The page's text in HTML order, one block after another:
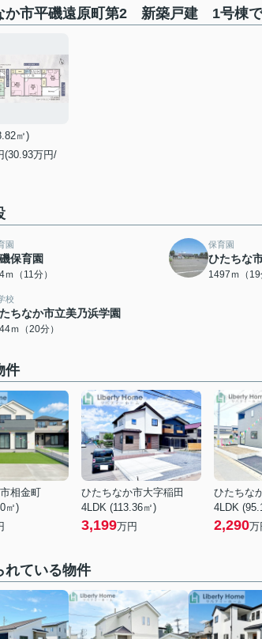
か市平磯遠原町第2 新築戸建 1号棟
㎡)
(30.93万円/
園
保育園
ｍ（11分）
保育園
ひたちな
1497ｍ（19
校
ちなか市立美乃浜学園
ｍ（20分）
件
相金町
㎡)
ひたちなか市大字稲田
4LDK (113.36㎡)
3,199万円
ひたちな
4LDK
2,290万
れている物件